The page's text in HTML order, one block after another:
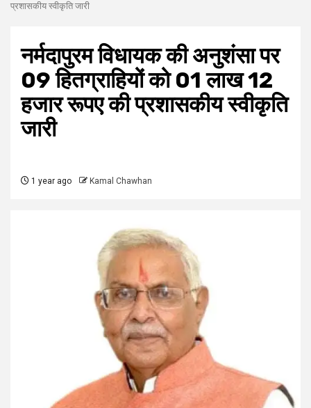
प्रशासकीय स्वीकृति जारी
नर्मदापुरम विधायक की अनुशंसा पर
09 हितग्राहियों को 01 लाख 12
हजार रूपए की प्रशासकीय स्वीकृति
जारी
1 year ago Kamal Chawhan